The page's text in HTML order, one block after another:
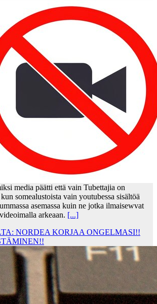
media päätti että vain Tubettajia on
somealustoista vain youtubessa sisältöä
asemassa kuin ne jotka ilmaisewvat
arkeaan. [...]
NORDEA KORJAA ONGELMASI!!